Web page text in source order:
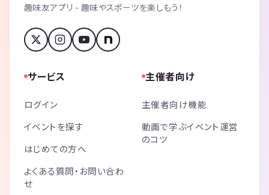
趣味友アプリ - 趣味やスポーツを楽しもう！
サービス
ログイン
イベントを探す
はじめての方へ
よくある質問・お問い合わ
せ
主催者向け
主催者向け機能
動画で学ぶイベント運営
のコツ